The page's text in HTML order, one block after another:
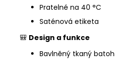
Pratelné na 40 °C
Saténová etiketa
🎒 Design a funkce
Bavlněný tkaný batoh